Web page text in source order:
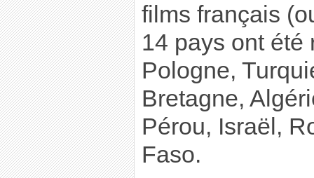
films français
14 pays ont été
Pologne,
Bretagne,
Pérou, Israël,
Faso.